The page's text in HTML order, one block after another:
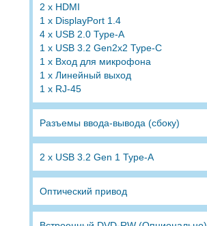
2 x HDMI
1 x DisplayPort 1.4
4 x USB 2.0 Type-A
1 x USB 3.2 Gen2x2 Type-C
1 х Вход для микрофона
1 х Линейный выход
1 x RJ-45
Разъемы ввода-вывода (сбоку)
2 x USB 3.2 Gen 1 Type-A
Оптический привод